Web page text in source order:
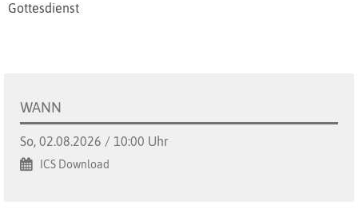
Gottesdienst
WANN
So, 02.08.2026 / 10:00 Uhr
ICS Download